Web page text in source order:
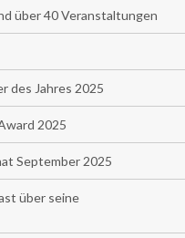
über 40 Veranstaltungen
des Jahres 2025
2025
September 2025
über seine